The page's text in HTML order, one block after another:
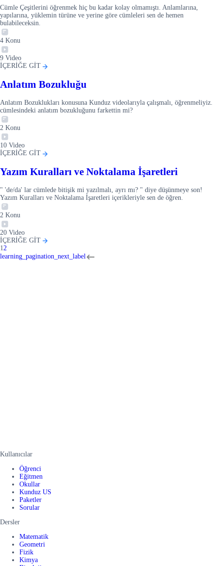
Cümle Çeşitlerini öğrenmek hiç bu kadar kolay olmamıştı. Anlamlarına,
yapılarına, yüklemin türüne ve yerine göre cümleleri sen de hemen
bulabileceksin.
4 Konu
9 Video
İÇERİĞE GİT
Anlatım Bozukluğu
Anlatım Bozuklukları konusuna Kunduz videolarıyla çalışmalı, öğrenmeliyiz.
cümlesindeki anlatım bozukluğunu farkettin mi?
2 Konu
10 Video
İÇERİĞE GİT
Yazım Kuralları ve Noktalama İşaretleri
" 'de/da' lar cümlede bitişik mi yazılmalı, ayrı mı? " diye düşünmeye son!
Yazım Kuralları ve Noktalama İşaretleri içerikleriyle sen de öğren.
2 Konu
20 Video
İÇERİĞE GİT
12
learning_pagination_next_label
Kullanıcılar
Öğrenci
Eğitmen
Okullar
Kunduz US
Paketler
Sorular
Dersler
Matematik
Geometri
Fizik
Kimya